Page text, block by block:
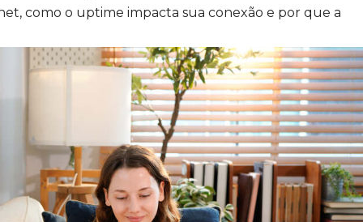
como o uptime impacta sua conexão e por que a